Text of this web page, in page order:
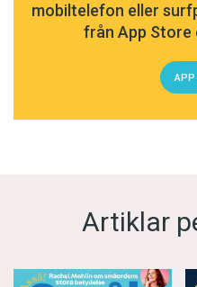
mobiltelefon eller
från App Store
APP
Artiklar